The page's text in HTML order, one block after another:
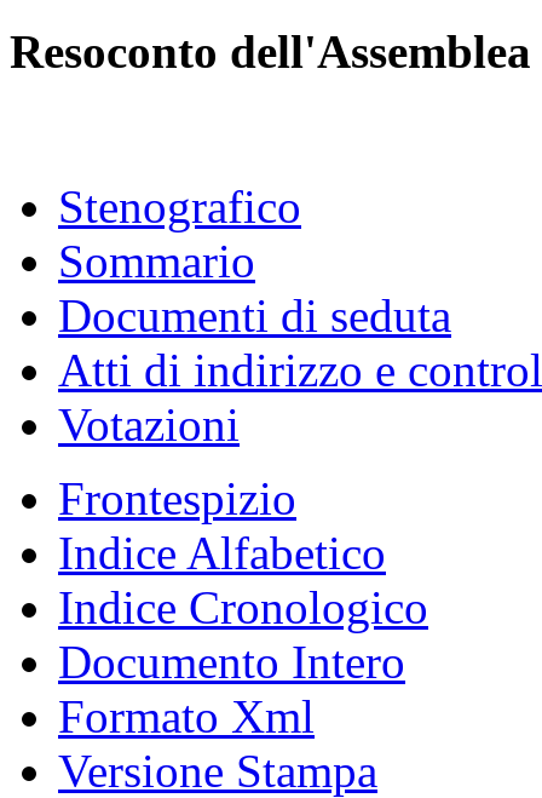
Resoconto dell'Assemblea
Stenografico
Sommario
Documenti di seduta
Atti di indirizzo e
Votazioni
Frontespizio
Indice Alfabetico
Indice Cronologico
Documento Intero
Formato Xml
Versione Stampa